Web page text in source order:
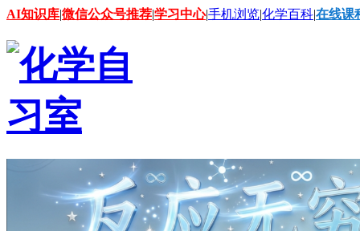
AI知识库|微信公众号推荐|学习中心|手机浏览|化学百科|在线课